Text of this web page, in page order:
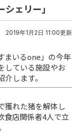
ェリー」
2019年1月2日 11:00更新
まいるone」の今年
している施設やお
します。
獲れた猪を解体し
食店関係者4人で立